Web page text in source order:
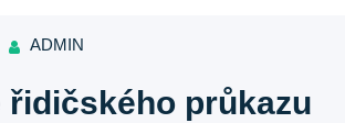
ADMIN
řidičského průkazu